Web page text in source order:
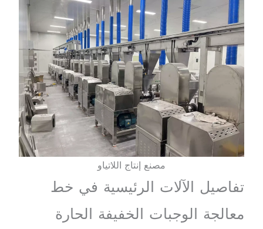
مصنع إنتاج اللاتياو
تفاصيل الآلات الرئيسية في خط
معالجة الوجبات الخفيفة الحارة